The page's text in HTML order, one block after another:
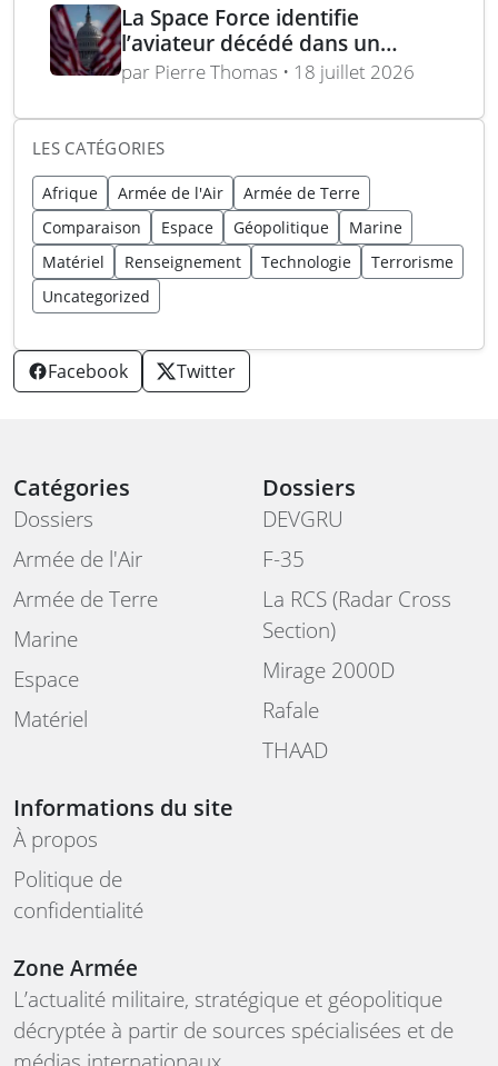
La Space Force identifie
l’aviateur décédé dans un
accident à la base de
Vandenberg
par Pierre Thomas • 18 juillet 2026
LES CATÉGORIES
Afrique Armée de l'Air
Armée de Terre
Comparaison
Espace Géopolitique
Marine
Matériel
Renseignement Technologie
Terrorisme
Uncategorized
Facebook Twitter
Catégories
Dossiers
Armée de l'Air
Armée de Terre
Marine
Espace
Matériel
Dossiers
DEVGRU
F-35
La RCS (Radar Cross
Section)
Mirage 2000D
Rafale
THAAD
Informations du site
À propos
Politique de
confidentialité
Zone Armée
L’actualité militaire, stratégique et géopolitique
décryptée à partir de sources spécialisées et de